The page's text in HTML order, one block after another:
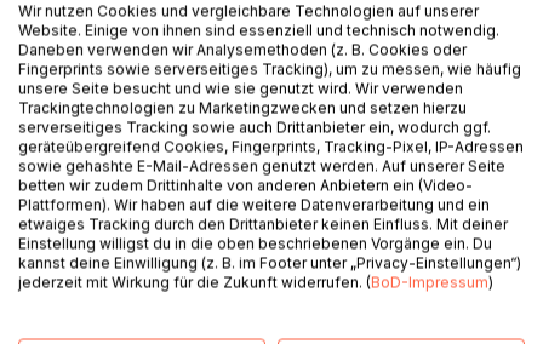
BESCHREIBUNG
Anshin Reiki als Erleuchtungsweg erweckt in jedem
Menschen sein von Geburt an angelegtes Potenzial, in
Freiheit zu leben und beides, sein Wahres Selbst und sein
Potenzial zu manifestieren. Anshin Reiki ist ein spiritueller
Weg, der jeden Menschen in die Tiefe seines eigenen
Wesens führt, um Frieden im Herzen und Klarheit im Geist
zu finden. Es geht in diesem Buch vor allem darum, die drei
Wir nutzen Cookies und vergleichbare Technologien auf unserer
Website. Einige von ihnen sind essenziell und technisch notwendig.
Daneben verwenden wir Analysemethoden (z. B. Cookies oder
Fingerprints sowie serverseitiges Tracking), um zu messen, wie häufig
unsere Seite besucht und wie sie genutzt wird. Wir verwenden
Trackingtechnologien zu Marketingzwecken und setzen hierzu
serverseitiges Tracking sowie auch Drittanbieter ein, wodurch ggf.
geräteübergreifend Cookies, Fingerprints, Tracking-Pixel, IP-Adressen
sowie gehashte E-Mail-Adressen genutzt werden. Auf unserer Seite
betten wir zudem Drittinhalte von anderen Anbietern ein (Video-
Plattformen). Wir haben auf die weitere Datenverarbeitung und ein
etwaiges Tracking durch den Drittanbieter keinen Einfluss. Mit deiner
Einstellung willigst du in die oben beschriebenen Vorgänge ein. Du
kannst deine Einwilligung (z. B. im Footer unter „Privacy-Einstellungen“)
jederzeit mit Wirkung für die Zukunft widerrufen. (BoD-Impressum)